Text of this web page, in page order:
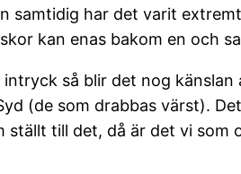
samtidig har det varit
kan enas bakom en och
så blir det nog
(de som drabbas värst).
ställt till det, då är det vi